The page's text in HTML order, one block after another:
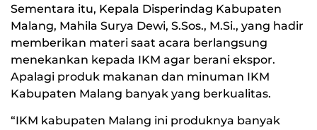
Sementara itu, Kepala Disperindag Kabupaten
Malang, Mahila Surya Dewi, S.Sos., M.Si., yang hadir
memberikan materi saat acara berlangsung
menekankan kepada IKM agar berani ekspor.
Apalagi produk makanan dan minuman IKM
Kabupaten Malang banyak yang berkualitas.
“IKM kabupaten Malang ini produknya banyak